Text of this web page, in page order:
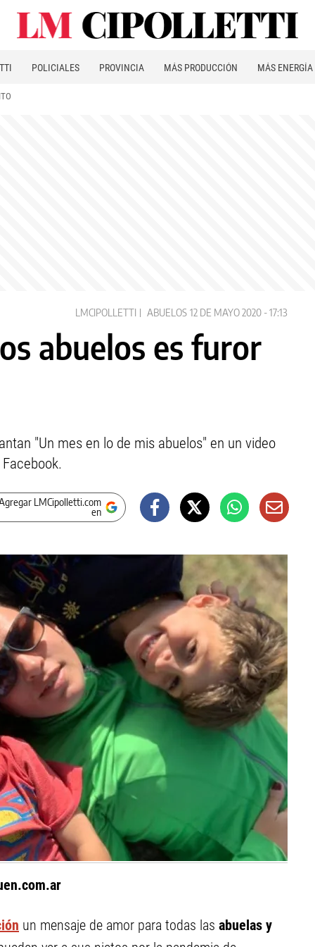
POLICIALES PROVINCIA MÁS PRODUCCIÓN MÁS ENERGÍA
LMCIPOLLETTI ABUELOS 12 DE MAYO 2020 - 17:13
abuelos es furor
"Un mes en lo de mis abuelos" en un video
LMCipolletti.com
en
un mensaje de amor para todas las abuelas y